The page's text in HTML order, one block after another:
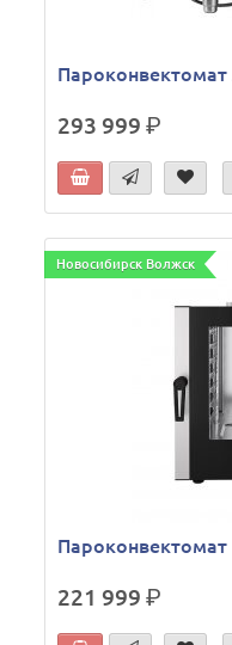
293 999р.
Новосибирск Волжск
Пароконвектомат
221 999р.